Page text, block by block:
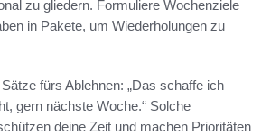
zu gliedern. Formuliere Wochenziele
in Pakete, um Wiederholungen zu
fürs Ablehnen: „Das schaffe ich
gern nächste Woche.“ Solche
deine Zeit und machen Prioritäten